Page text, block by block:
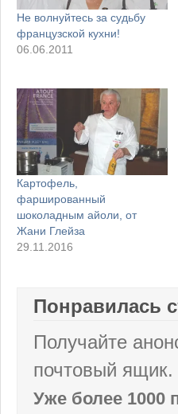
Не волнуйтесь за судьбу
французской кухни!
06.06.2011
Картофель,
фаршированный
шоколадным айоли, от
Жани Глейза
29.11.2016
Понравилась
Получайте
почтовый ящик.
Уже более 1000